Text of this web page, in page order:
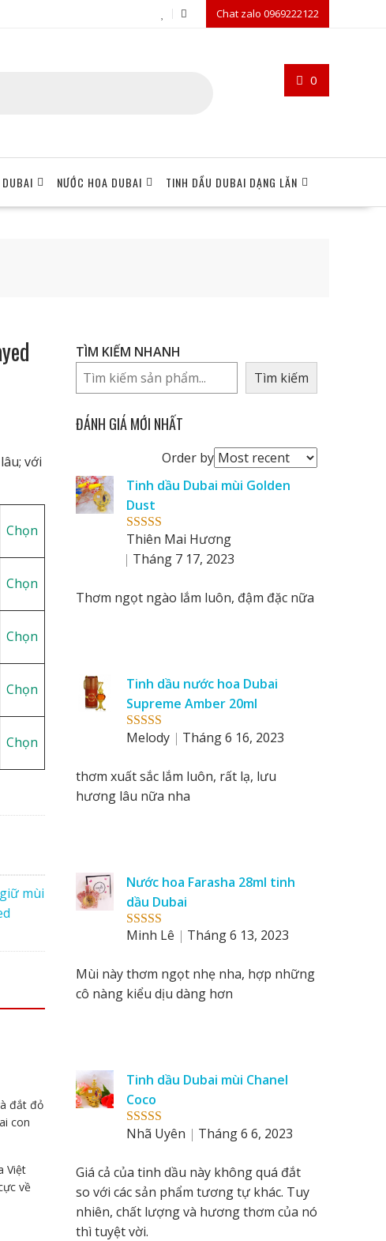
Chat zalo 0969222122
0
NƯỚC HOA DUBAI TINH DẦU DUBAI DẠNG LĂN
với
Chọn
Chọn
Chọn
Chọn
Chọn
mùi
đắt đỏ
con
Việt
về
TÌM KIẾM NHANH
Tìm kiếm
ĐÁNH GIÁ MỚI NHẤT
Order byOrder
reviews
by
Rated5 out
of 5
Tinh dầu Dubai mùi Golden
Dust
Thiên Mai Hương
Tháng 7 17, 2023
Thơm ngọt ngào lắm luôn, đậm đặc nữa
Rated5out
Tinh dầu nước hoa Dubai
Supreme Amber 20ml
Melody
Tháng 6 16, 2023
thơm xuất sắc lắm luôn, rất lạ, lưu
hương lâu nữa nha
Rated 5out
Nước hoa Farasha 28ml tinh
dầu Dubai
Minh Lê
Tháng 6 13, 2023
Mùi này thơm ngọt nhẹ nha, hợp những
cô nàng kiểu dịu dàng hơn
Rated5out
Tinh dầu Dubai mùi Chanel
Coco
Nhã Uyên
Tháng 6 6, 2023
Giá cả của tinh dầu này không quá đắt
so với các sản phẩm tương tự khác. Tuy
nhiên, chất lượng và hương thơm của nó
thì tuyệt vời.